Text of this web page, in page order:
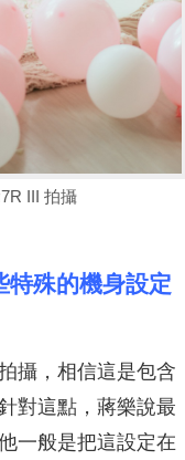
III 拍攝
殊的機身設定
攝，相信這是包含
對這點，蔣樂說最
一般是把這設定在